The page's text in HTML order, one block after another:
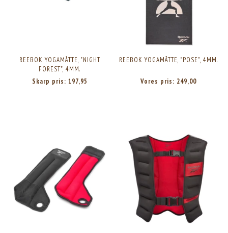
REEBOK YOGAMÅTTE, "NIGHT
FOREST", 4MM.
Skarp pris: 197,95
REEBOK YOGAMÅTTE, "POSE", 4MM.
Vores pris: 249,00